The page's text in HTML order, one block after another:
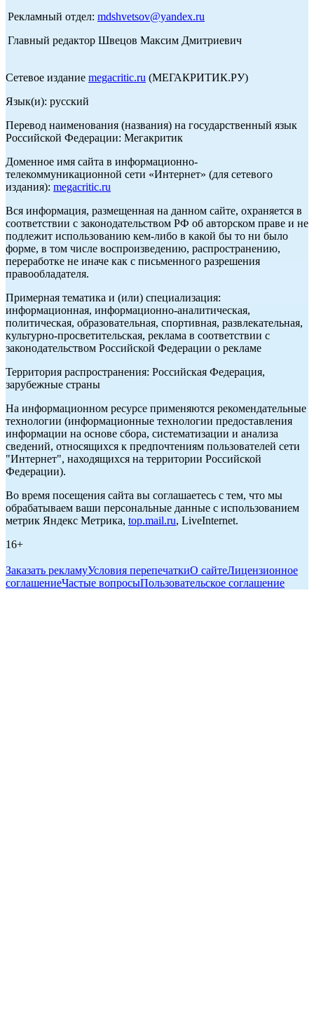
Рекламный отдел: mdshvetsov@yandex.ru
Главный редактор Швецов Максим Дмитриевич
Сетевое издание megacritic.ru (МЕГАКРИТИК.РУ)
Язык(и): русский
Перевод наименования (названия) на государственный язык
Российской Федерации: Мегакритик
Доменное имя сайта в информационно-
телекоммуникационной сети «Интернет» (для сетевого
издания): megacritic.ru
Вся информация, размещенная на данном сайте, охраняется в
соответствии с законодательством РФ об авторском праве и не
подлежит использованию кем-либо в какой бы то ни было
форме, в том числе воспроизведению, распространению,
переработке не иначе как с письменного разрешения
правообладателя.
Примерная тематика и (или) специализация:
информационная, информационно-аналитическая,
политическая, образовательная, спортивная, развлекательная,
культурно-просветительская, реклама в соответствии с
законодательством Российской Федерации о рекламе
Территория распространения: Российская Федерация,
зарубежные страны
На информационном ресурсе применяются рекомендательные
технологии (информационные технологии предоставления
информации на основе сбора, систематизации и анализа
сведений, относящихся к предпочтениям пользователей сети
"Интернет", находящихся на территории Российской
Федерации).
Во время посещения сайта вы соглашаетесь с тем, что мы
обрабатываем ваши персональные данные с использованием
метрик Яндекс Метрика, top.mail.ru, LiveInternet.
16+
Заказать рекламуУсловия перепечаткиО сайтеЛицензионное
соглашениеЧастые вопросыПользовательское соглашение